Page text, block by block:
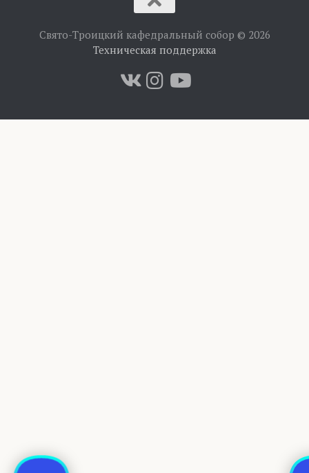
Свято-Троицкий кафедральный собор © 2026
Техническая поддержка